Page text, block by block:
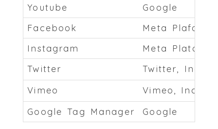
Youtube
Google
Facebook
Meta
Instagram
Meta
Twitter
Twitter, Inc.
Vimeo
Vimeo, Inc.
Google Tag Manager
Google